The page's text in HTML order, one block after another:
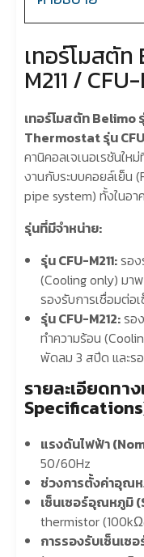
เทอร์โมสตั
M211 /
เทอร์โมสตัท Belimo
Thermostat รุ่น
คานิคอลเจเนอเรชันให
งานกับระบบคอยล์เย็น
pipe system) ทั้งในอ
รุ่นที่มีจำหน่าย:
รุ่น CFU-M211:รอ
(Cooling only) มา
รองรับการเชื่อมต่อ
รุ่น CFU-M212:รอ
ทำความร้อน
พัดลม 3 สปีด และร
รายละเอียดทา
แรงดันไฟฟ้า
50/60Hz
ช่วงการตั้งค่าอุณ
เซ็นเซอร์อุณหภูมิ
thermistor
การรองรับเซ็นเซ